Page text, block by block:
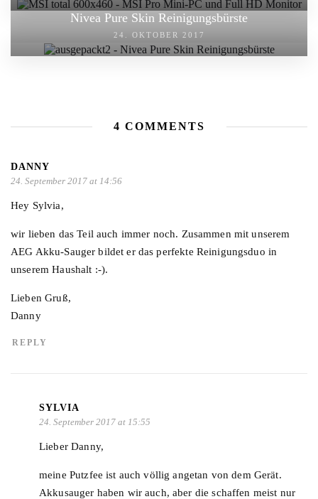
Nivea Pure Skin Reinigungsbürste
24. OKTOBER 2017
4 COMMENTS
DANNY
24. September 2017 at 14:56
Hey Sylvia,
wir lieben das Teil auch immer noch. Zusammen mit unserem
AEG Akku-Sauger bildet er das perfekte Reinigungsduo in
unserem Haushalt :-).
Lieben Gruß,
Danny
REPLY
SYLVIA
24. September 2017 at 15:55
Lieber Danny,
meine Putzfee ist auch völlig angetan von dem Gerät.
Akkusauger haben wir auch, aber die schaffen meist nur